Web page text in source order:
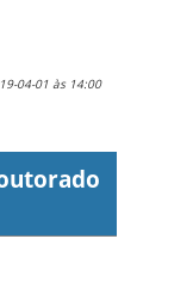
04-01 às 14:00